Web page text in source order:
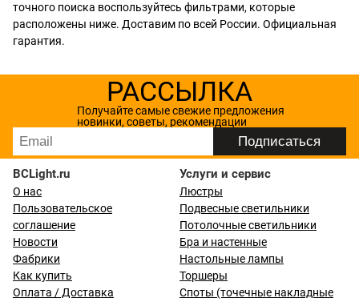
точного поиска воспользуйтесь фильтрами, которые
расположены ниже. Доставим по всей России. Официальная
гарантия.
РАССЫЛКА
Получайте самые свежие предложения
новинки, советы, рекомендации
BCLight.ru
О нас
Пользовательское
соглашение
Новости
Фабрики
Как купить
Оплата / Доставка
Услуги и сервис
Люстры
Подвесные светильники
Потолочные светильники
Бра и настенные
Настольные лампы
Торшеры
Споты (точечные накладные